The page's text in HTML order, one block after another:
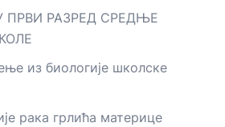
ПРВИ РАЗРЕД СРЕДЊЕ
из биологије школске
рака грлића материце